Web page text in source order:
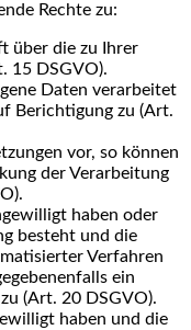
Rechte zu:
über die zu Ihrer
15 DSGVO).
Daten verarbeitet
Berichtigung zu (Art.
vor, so können
der Verarbeitung
haben oder
besteht und die
Verfahren
ein
(Art. 20 DSGVO).
haben und die